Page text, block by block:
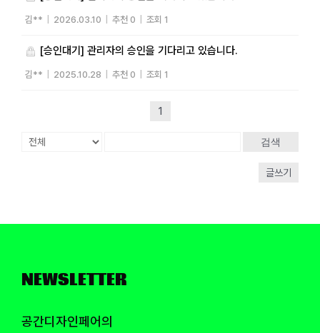
김** 2026.03.10 추천 0 조회 1
[승인대기] 관리자의 승인을 기다리고 있습니다.
김** 2025.10.28 추천 0 조회 1
1
검색
글쓰기
NEWSLETTER
공간디자인페어의